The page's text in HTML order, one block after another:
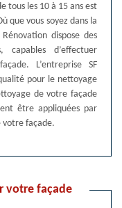
tous les 10 à 15 ans est
que vous soyez dans la
dispose des
capables d’effectuer
L’entreprise SF
pour le nettoyage
de votre façade
être appliquées par
votre façade.
votre façade